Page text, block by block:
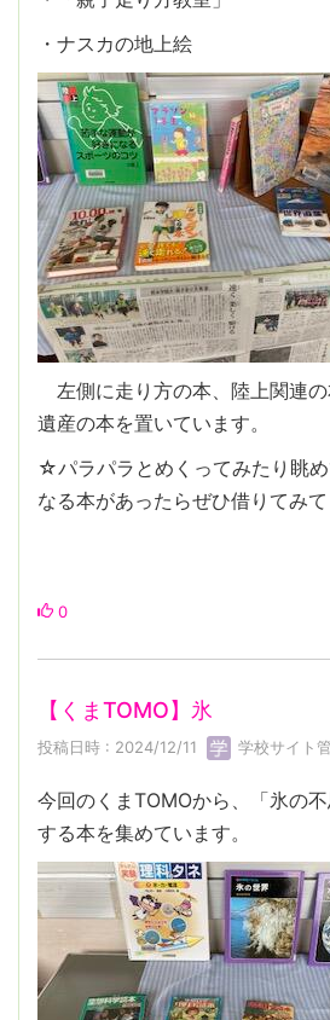
・ナスカの地上絵
左側に走り方の本、陸上関連
遺産の本を置いています。
☆パラパラとめくってみたり眺
なる本があったらぜひ借りてみて
0
【くまTOMO】氷
投稿日時 : 2024/12/11 学校サイト
今回のくまTOMOから、「氷の
する本を集めています。